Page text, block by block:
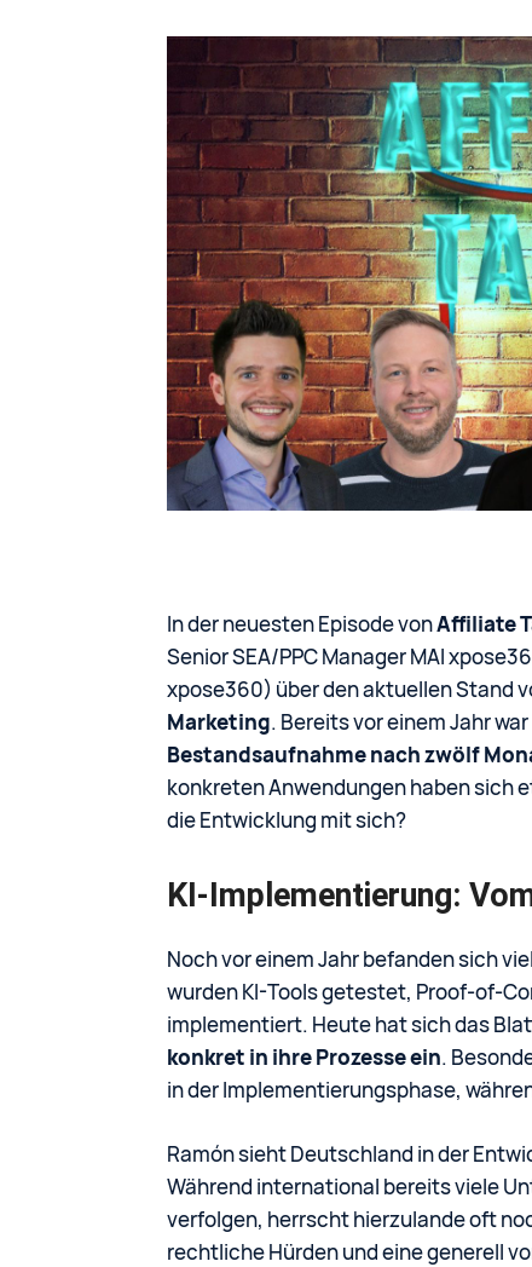
In der neuesten Episode vonAffiliate
Senior SEA/PPC Manager MAI
xpose360) über den aktuellen Stand
Marketing. Bereits vor einem Jahr
Bestandsaufnahme nach zwölf
konkreten Anwendungen haben sich
die Entwicklung mit sich?
KI-Implementierung:
Noch vor einem Jahr befanden sich
wurden KI-Tools getestet, Proof-of-
implementiert. Heute hat sich das
konkret in ihre Prozesse ein.
in der Implementierungsphase,
Ramón sieht Deutschland in der
Während international bereits viele
verfolgen, herrscht hierzulande oft
rechtliche Hürden und eine generell